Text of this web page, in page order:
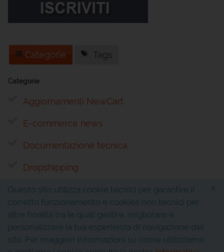
Questo sito utilizza cookie tecnici per garantire il
corretto funzionamento e cookies non tecnici per
altre finalità tra le quali gestire, migliorare e
personalizzare la tua esperienza di navigazione del
sito. Per maggiori informazioni su come utilizziamo
Categorie Tags
Categorie
Aggiornamenti NewCart
E-commerce news
Documentazione tecnica
Dropshipping
Interferenza s.r.l.